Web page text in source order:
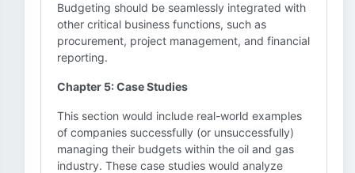
Budgeting should be seamlessly integrated with
other critical business functions, such as
procurement, project management, and financial
reporting.
Chapter 5: Case Studies
This section would include real-world examples
of companies successfully (or unsuccessfully)
managing their budgets within the oil and gas
industry. These case studies would analyze